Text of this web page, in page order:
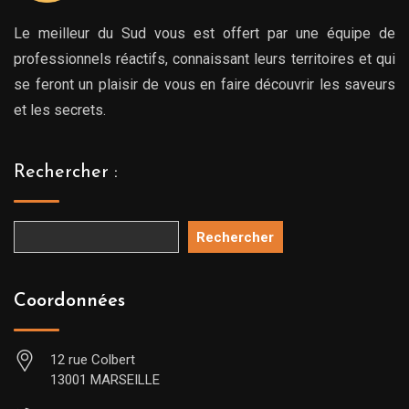
Le meilleur du Sud vous est offert par une équipe de
professionnels réactifs, connaissant leurs territoires et qui
se feront un plaisir de vous en faire découvrir les saveurs
et les secrets.
Rechercher :
Rechercher
Coordonnées
12 rue Colbert
13001 MARSEILLE